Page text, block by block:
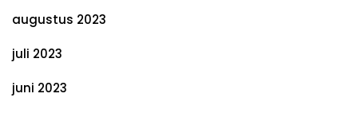
augustus 2023
juli 2023
juni 2023